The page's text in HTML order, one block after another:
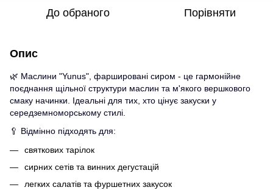
До обраного Порівняти
Опис
🌿 Маслини "Yunus", фаршировані сиром - це гармонійне
поєднання щільної структури маслин та м'якого вершкового
смаку начинки. Ідеальні для тих, хто цінує закуски у
середземноморському стилі.
🥄 Відмінно підходять для:
святкових тарілок
сирних сетів та винних дегустацій
легких салатів та фуршетних закусок